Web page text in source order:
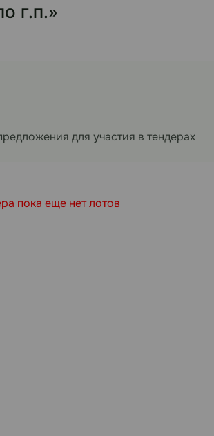
г.п.»
для участия в тендерах
пока еще нет лотов